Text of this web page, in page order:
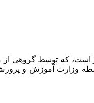
که توسط گروهی از
وزارت آموزش و